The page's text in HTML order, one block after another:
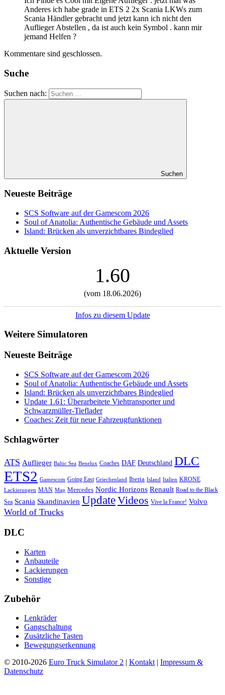
Anderes ich habe grade in ETS 2 2x Scania LKWs zum
Scania Händler gebracht und jetzt kann ich nicht den
Auflieger Abstellen , da ist auch kein Symbol . kann mir
jemand Helfen ?
Kommentare sind geschlossen.
Suche
Suchen nach:
Suchen
Neueste Beiträge
SCS Software auf der Gamescom 2026
Soul of Anatolia: Authentische Gebäude und Assets
Island: Brücken als unverzichtbares Bindeglied
Aktuelle Version
1.60
(vom 18.06.2026)
Infos zu diesem Update
Weitere Simulatoren
Neueste Beiträge
SCS Software auf der Gamescom 2026
Soul of Anatolia: Authentische Gebäude und Assets
Island: Brücken als unverzichtbares Bindeglied
Update 1.61: Überarbeitete Viehtransporter und
Schwarzmüller-Tieflader
Coaches: Zeit für neue Fahrzeugfunktionen
Schlagwörter
ATS Auflieger Baltic Sea Benelux Coaches DAF Deutschland DLC
ETS2 Gamescom Going East Griechenland Iberia Island Italien KRONE
Lackierungen MAN Map Mercedes Nordic Horizons Renault Road to the Black
Sea Scania Skandinavien UpdateVideos Vive la France! Volvo
World of Trucks
DLC
Karten
Anbauteile
Lackierungen
Sonstige
Zubehör
Lenkräder
Gangschaltung
Zusätzliche Tasten
Bewegungserkennung
© 2010-2026 Euro Truck Simulator 2 | Kontakt | Impressum &
Datenschutz